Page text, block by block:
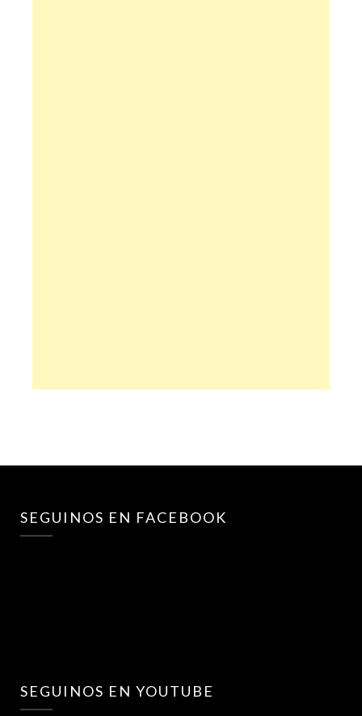
SEGUINOS EN FACEBOOK
SEGUINOS EN YOUTUBE